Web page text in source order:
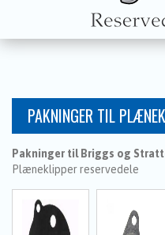
PAKNINGER TIL
Pakninger til Briggs og
Plæneklipper reservedele